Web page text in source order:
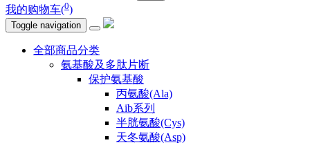
我的购物车(0)
Toggle navigation
全部商品分类
氨基酸及多肽片断
保护氨基酸
丙氨酸(Ala)
Aib系列
半胱氨酸(Cys)
天冬氨酸(Asp)